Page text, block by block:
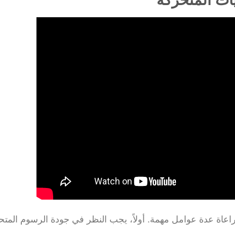
عدة عوامل مهمة. أولاً، يجب النظر في جودة الرسوم